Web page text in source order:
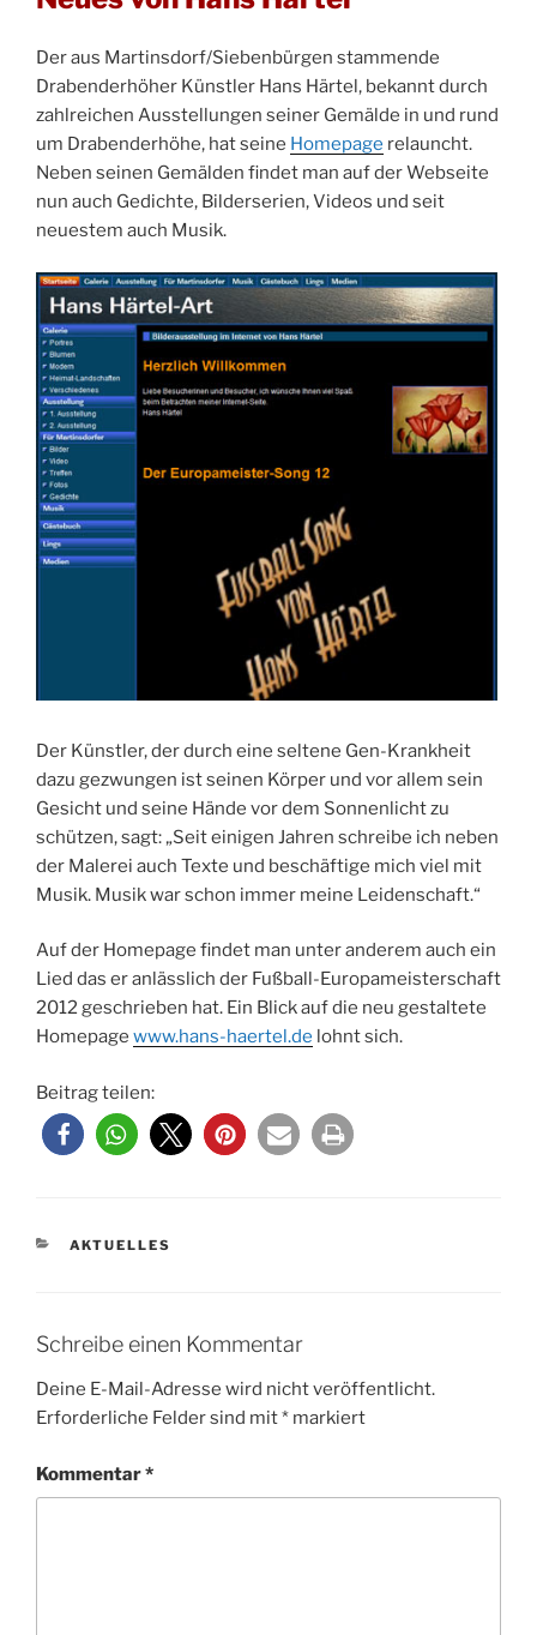
Der aus Martinsdorf/Siebenbürgen stammende
Drabenderhöher Künstler Hans Härtel, bekannt durch
zahlreichen Ausstellungen seiner Gemälde in und rund
um Drabenderhöhe, hat seine Homepage relauncht.
Neben seinen Gemälden findet man auf der Webseite
nun auch Gedichte, Bilderserien, Videos und seit
neuestem auch Musik.
Der Künstler, der durch eine seltene Gen-Krankheit
dazu gezwungen ist seinen Körper und vor allem sein
Gesicht und seine Hände vor dem Sonnenlicht zu
schützen, sagt: „Seit einigen Jahren schreibe ich neben
der Malerei auch Texte und beschäftige mich viel mit
Musik. Musik war schon immer meine Leidenschaft.“
Auf der Homepage findet man unter anderem auch ein
Lied das er anlässlich der Fußball-Europameisterschaft
2012 geschrieben hat. Ein Blick auf die neu gestaltete
Homepage www.hans-haertel.de lohnt sich.
Beitrag teilen:
KATEGORIEN
AKTUELLES
Schreibe einen Kommentar
Deine E-Mail-Adresse wird nicht veröffentlicht.
Erforderliche Felder sind mit* markiert
Kommentar*